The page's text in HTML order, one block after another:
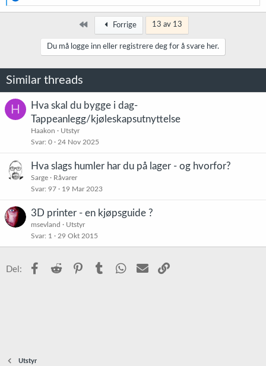
e
a
r
Først Forrige 13 av 13
Du må logge inn eller registrere deg for å svare her.
Similar threads
H
Hva skal du bygge i dag-
Tappeanlegg/kjøleskapsutnyttelse
Haakon
Utstyr
Svar 0 24 Nov 2025
Hva slags humler har du på lager - og hvorfor?
Sarge
Råvarer
Svar 97 19 Mar 2023
3D printer - en kjøpsguide ?
msevland
Utstyr
Svar 1 29 Okt 2015
Del: Facebook
Reddit PinterestTumblr WhatsApp
E-post
Utstyr